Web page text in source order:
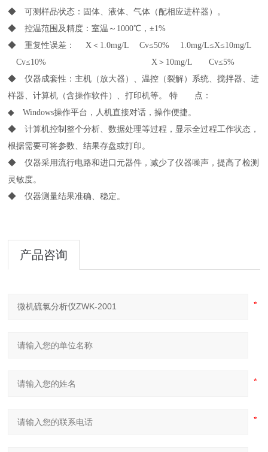
◆ 可测样品状态：固体、液体、气体（配相应进样器）。
◆ 控温范围及精度：室温～1000℃，±1%
◆ 重复性误差： X＜1.0mg/L Cv≤50% 1.0mg/L≤X≤10mg/L
Cv≤10% X＞10mg/L Cv≤5%
◆仪器成套性：主机（放大器）、温控（裂解）系统、搅拌器、进
样器、计算机（含操作软件）、打印机等。 特 点：
◆ Windows操作平台，人机直接对话，操作便捷。
◆ 计算机控制整个分析、数据处理等过程，显示全过程工作状态，
根据需要可将参数、结果存盘或打印。
◆ 仪器采用流行电路和进口元器件，减少了仪器噪声，提高了检测
灵敏度。
◆ 仪器测量结果准确、稳定。
产品咨询